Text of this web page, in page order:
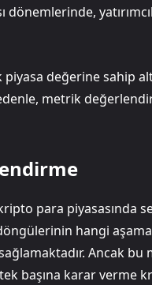
değerine sahip
metrik
para piyasasında
hangi
Ancak
başına karar verme